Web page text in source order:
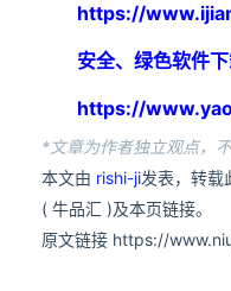
https://
安全、绿色软件下
https://
*文章为作者独立观点，
本文由 rishi-ji发表，转载
( 牛品汇 )及本页链接。
原文链接 https://